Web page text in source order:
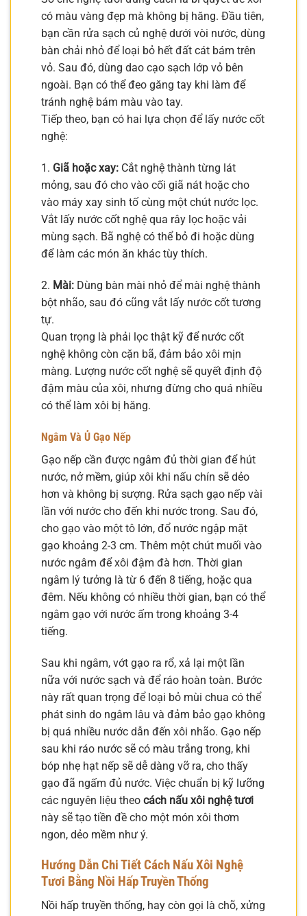
có màu vàng đẹp mà không bị hăng. Đầu tiên,
bạn cần rửa sạch củ nghệ dưới vòi nước, dùng
bàn chải nhỏ để loại bỏ hết đất cát bám trên
vỏ. Sau đó, dùng dao cạo sạch lớp vỏ bên
ngoài. Bạn có thể đeo găng tay khi làm để
tránh nghệ bám màu vào tay.
Tiếp theo, bạn có hai lựa chọn để lấy nước cốt
nghệ:
1. Giã hoặc xay: Cắt nghệ thành từng lát
mỏng, sau đó cho vào cối giã nát hoặc cho
vào máy xay sinh tố cùng một chút nước lọc.
Vắt lấy nước cốt nghệ qua rây lọc hoặc vải
mùng sạch. Bã nghệ có thể bỏ đi hoặc dùng
để làm các món ăn khác tùy thích.
2. Mài: Dùng bàn mài nhỏ để mài nghệ thành
bột nhão, sau đó cũng vắt lấy nước cốt tương
tự.
Quan trọng là phải lọc thật kỹ để nước cốt
nghệ không còn cặn bã, đảm bảo xôi mịn
màng. Lượng nước cốt nghệ sẽ quyết định độ
đậm màu của xôi, nhưng đừng cho quá nhiều
có thể làm xôi bị hăng.
Ngâm Và Ủ Gạo Nếp
Gạo nếp cần được ngâm đủ thời gian để hút
nước, nở mềm, giúp xôi khi nấu chín sẽ dẻo
hơn và không bị sượng. Rửa sạch gạo nếp vài
lần với nước cho đến khi nước trong. Sau đó,
cho gạo vào một tô lớn, đổ nước ngập mặt
gạo khoảng 2-3 cm. Thêm một chút muối vào
nước ngâm để xôi đậm đà hơn. Thời gian
ngâm lý tưởng là từ 6 đến 8 tiếng, hoặc qua
đêm. Nếu không có nhiều thời gian, bạn có thể
ngâm gạo với nước ấm trong khoảng 3-4
tiếng.
Sau khi ngâm, vớt gạo ra rổ, xả lại một lần
nữa với nước sạch và để ráo hoàn toàn. Bước
này rất quan trọng để loại bỏ mùi chua có thể
phát sinh do ngâm lâu và đảm bảo gạo không
bị quá nhiều nước dẫn đến xôi nhão. Gạo nếp
sau khi ráo nước sẽ có màu trắng trong, khi
bóp nhẹ hạt nếp sẽ dễ dàng vỡ ra, cho thấy
gạo đã ngấm đủ nước. Việc chuẩn bị kỹ lưỡng
các nguyên liệu theo cách nấu xôi nghệ tươi
này sẽ tạo tiền đề cho một món xôi thơm
ngon, dẻo mềm như ý.
Hướng Dẫn Chi Tiết Cách Nấu Xôi Nghệ
Tươi Bằng Nồi Hấp Truyền Thống
Nồi hấp truyền thống, hay còn gọi là chõ, xửng